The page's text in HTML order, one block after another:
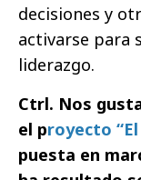
decisiones y
activarse para
liderazgo.
Ctrl. Nos
el proyecto
puesta en